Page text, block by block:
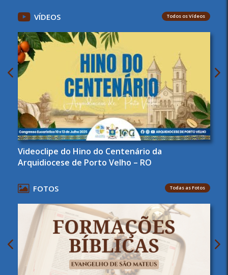
VÍDEOS Todos os Vídeos
Videoclipe do Hino do Centenário da
Arquidiocese de Porto Velho – RO
FOTOS Todas as Fotos